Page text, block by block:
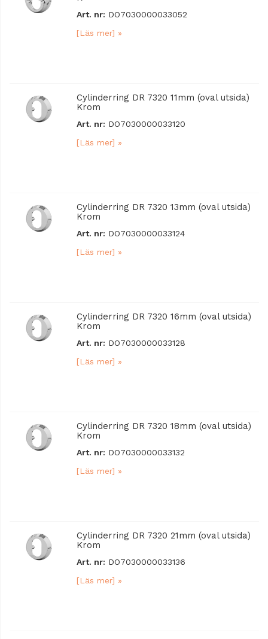
Art. nr: DO7030000033052
[Läs mer] »
Cylinderring DR 7320 11mm (oval utsida)
Krom
Art. nr: DO7030000033120
[Läs mer] »
Cylinderring DR 7320 13mm (oval utsida)
Krom
Art. nr: DO7030000033124
[Läs mer] »
Cylinderring DR 7320 16mm (oval utsida)
Krom
Art. nr: DO7030000033128
[Läs mer] »
Cylinderring DR 7320 18mm (oval utsida)
Krom
Art. nr: DO7030000033132
[Läs mer] »
Cylinderring DR 7320 21mm (oval utsida)
Krom
Art. nr: DO7030000033136
[Läs mer] »